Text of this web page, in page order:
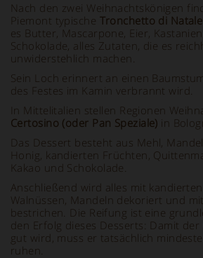
Nach den zwei Weihnachtskönigen
Piemont typische Tronchetto di
es Butter, Mascarpone, Eier,
Schokolade, alles Zutaten, die es
unwiderstehlich machen.
Sein Loch erinnert an einen
des Festes im Kamin verbrannt wird.
In Mittelitalien stellen Regionen
Certosino (oder Pan Speziale) in
Das Dessert besteht aus Mehl,
Honig, kandierten Früchten,
Kakao und Schokolade.
Anschließend wird alles mit
Walnüssen, Mandeln dekoriert und
bestrichen. Die Reifung ist eine
den Erfolg dieses Desserts: Damit der
gut wird, muss er tatsächlich
ruhen.